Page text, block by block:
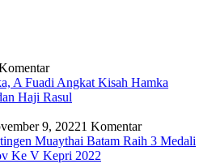
A Fuadi Angkat Kisah Hamka
Haji Rasul
9, 20221 Komentar
Muaythai Batam Raih 3 Medali
Ke V Kepri 2022